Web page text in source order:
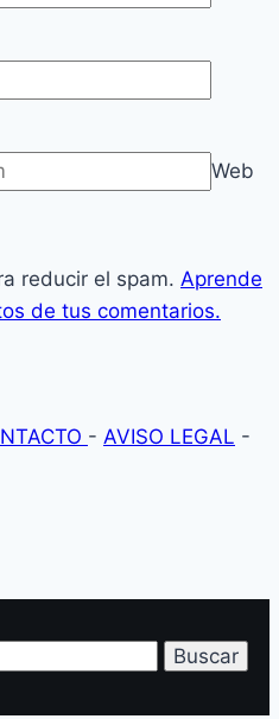
Web
reducir el spam. Aprende
de tus comentarios.
- AVISO LEGAL -